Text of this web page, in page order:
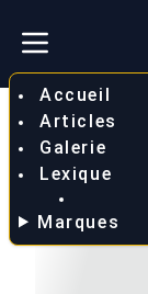
Accueil
Articles
Galerie
Lexique
Marques